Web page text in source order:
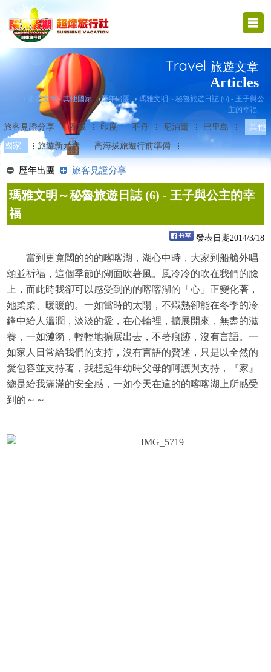
Travel旅遊文章
Articles
旅遊文章 - 其他國家 歷年出團
瑪雅文明～秘魯旅遊日誌 (6) - 王子與公
主的幸福
旅客見證分享 西藏 印度 不丹 尼泊爾 巴里島 其他
國家 旅遊新元素 高海拔旅遊行前準備
歷年出團 旅客見證分享
瑪雅文明～秘魯旅遊日誌 (6) - 王子與公主的幸
福
發表日期2014/3/18
當到更寬闊的的的喀喀湖，湖心中時，大家到船艙外唱
頌並祈福，這個季節的湖面吹著風。
風冷冷的吹在我們的臉
上，而此時我卻可以感受到的的喀喀湖的「心」正變化著，
她柔柔、暖暖的。一如當時的太陽，不熾熱卻能在冬季的冷
鋒中給人溫潤，淡淡的愛，在心輪裡，擴展開來，無盡的滋
養，一如漣漪，輕輕地擴展出去，不著痕跡，沒有言語。一
如家人日常給我們的支持，沒有言語的贅述，只是以全然的
愛包容並支持著，我想起年幼時父母的呵護與支持，『家』
總是給我滿滿的安全感，一如今天在這的的喀喀湖上所感受
到的～～